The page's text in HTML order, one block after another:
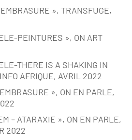
», TRANSFUGE,
PEINTURES », ON ART
THERE IS A SHAKING IN
AFRIQUE, AVRIL 2022
», ON EN PARLE,
– ATARAXIE », ON EN PARLE,
2022